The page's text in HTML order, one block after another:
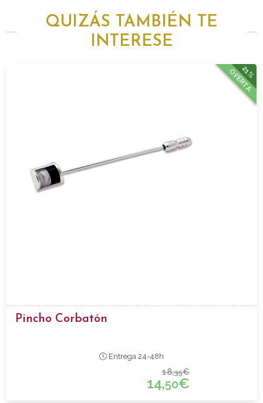
QUIZÁS TAMBIÉN TE
INTERESE
21%
OFERTA
Pincho Corbatón
Entrega 24-48h
18,35€
14,50€